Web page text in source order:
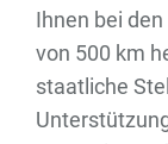
Ihnen bei
von 500 km
staatliche